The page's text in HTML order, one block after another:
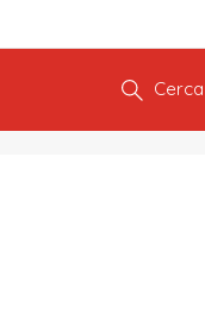
Cerca